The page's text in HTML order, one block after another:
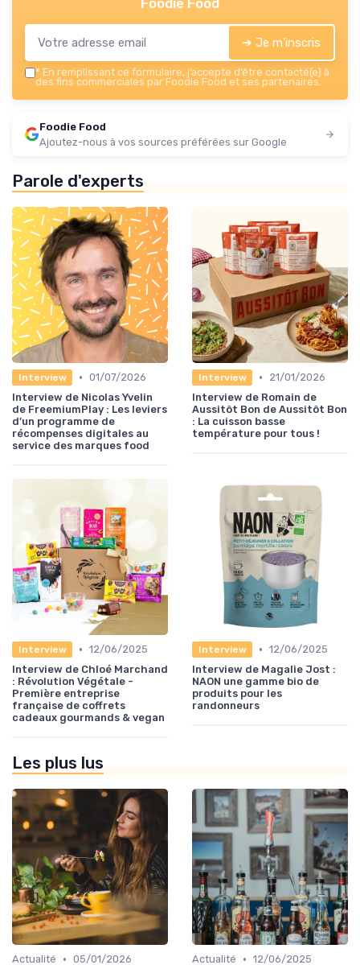
Foodie Food
➔ Je m'inscris
* En remplissant ce formulaire, j’accepte d’être contacté(e) à
des fins commerciales par Foodie Food et ses partenaires.
Foodie Food
Ajoutez-nous à vos sources préférées sur Google
Parole d'experts
Interview • 01/07/2026
Interview de Nicolas Yvelin
de FreemiumPlay : Les leviers
d’un programme de
récompenses digitales au
service des marques food
Interview •
21/01/2026
Interview de Romain de
Aussitôt Bon de Aussitôt Bon
: La cuisson basse
température pour tous !
Interview • 12/06/2025
Interview de Chloé Marchand
: Révolution Végétale -
Première entreprise
française de coffrets
cadeaux gourmands & vegan
Interview • 12/06/2025
Interview de Magalie Jost :
NAON une gamme bio de
produits pour les
randonneurs
Les plus lus
Actualité • 05/01/2026
Actualité • 12/06/2025